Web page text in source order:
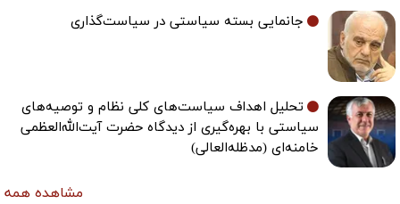
جانمایی بسته سیاستی در سیاست‌گذاری
تحلیل اهداف سیاست‌های کلی نظام و توصیه‌های
سیاستی با بهره‌گیری از دیدگاه حضرت آیت‌الله‌العظمی
خامنه‌ای (مدظله‌العالی)
مشاهده همه